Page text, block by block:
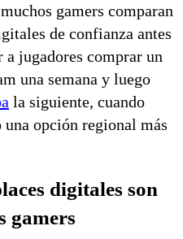
gamers comparan
de confianza antes
jugadores comprar un
una semana y luego
la siguiente, cuando
opción regional más
digitales son
gamers